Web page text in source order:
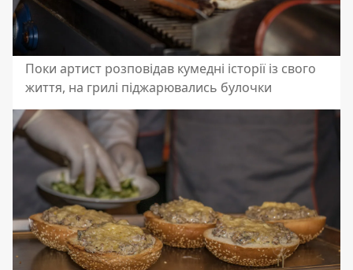
Поки артист розповідав кумедні історії із свого
життя, на грилі піджарювались булочки